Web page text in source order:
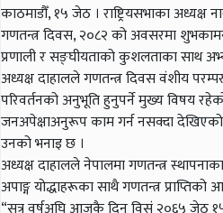
काठमाडौँ, १५ जेठ । राष्ट्रियसभाका
गणतन्त्र दिवस, २०८२ को अवसरमा
प्रणाली र सङ्घीयताको कुशलताका साथ
अध्यक्ष दाहालले गणतन्त्र दिवस वंशीय
परिवर्तनको अनुभूति हुनुपर्ने मुख्य विषय
जनअपेक्षाअनुरूप काम गर्न नसक्दा देखिएको
उनको भनाइ छ ।
अध्यक्ष दाहालले नेपालमा गणतन्त्र
अपाङ्ग योद्धाहरूका साथै गणतन्त्र